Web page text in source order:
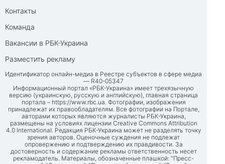
Контакты
Команда
Вакансии в РБК-Украина
Разместить рекламу
Идентификатор онлайн-медиа в Реестре субъектов в сфере медиа
— R40-05347
Информационный портал «РБК-Украина» имеет трехязычную
версию (украинскую, русскую и английскую), главная страница
портала – https://www.rbc.ua. Фотографии, изображения
принадлежат их правообладателям. Все фотографии на Портале,
авторами которых являются журналисты РБК-Украина,
размещены на условиях лицензии Creative Commons Attribution
4.0 International. Редакция РБК-Украина может не разделять точку
зрения авторов. Оценочные суждения не подлежат
опровержению и подтверждению их правдивости. За
достоверность и содержание рекламы ответственность несет
рекламодатель. Материалы, обозначенные плашкой: "Пресс-